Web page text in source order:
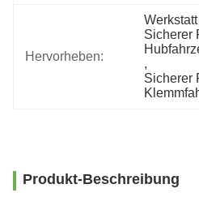
Hervorheben:
Sicherer
,
Sicherer
Produkt-Beschreibung